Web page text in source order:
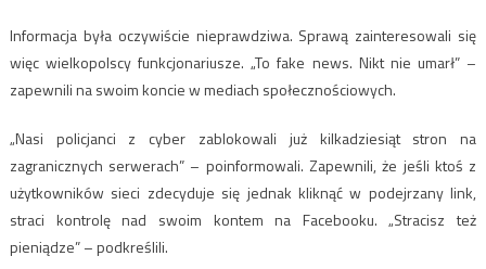
Informacja była oczywiście nieprawdziwa. Sprawą zainteresowali się
więc wielkopolscy funkcjonariusze. „To fake news. Nikt nie umarł” –
zapewnili na swoim koncie w mediach społecznościowych.
„Nasi policjanci z cyber zablokowali już kilkadziesiąt stron na
zagranicznych serwerach” – poinformowali. Zapewnili, że jeśli ktoś z
użytkowników sieci zdecyduje się jednak kliknąć w podejrzany link,
straci kontrolę nad swoim kontem na Facebooku. „Stracisz też
pieniądze” – podkreślili.